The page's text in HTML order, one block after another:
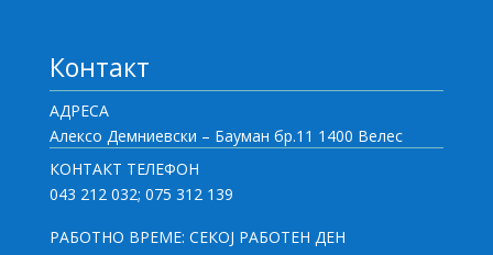
Контакт
АДРЕСА
Алексо Демниевски – Бауман бр.11 1400 Велес
КОНТАКТ ТЕЛЕФОН
043 212 032; 075 312 139
РАБОТНО ВРЕМЕ: СЕКОЈ РАБОТЕН ДЕН